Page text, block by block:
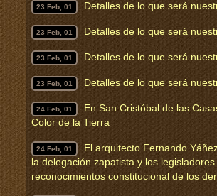
23 Feb, 01 Detalles de lo que será
23 Feb, 01 Detalles de lo que será
23 Feb, 01 Detalles de lo que será
23 Feb, 01 Detalles de lo que será
24 Feb, 01
En San Cristóbal de las
Color de la Tierra
24 Feb, 01
El arquitecto Fernando
la delegación zapatista y los
reconocimientos constitucional de los